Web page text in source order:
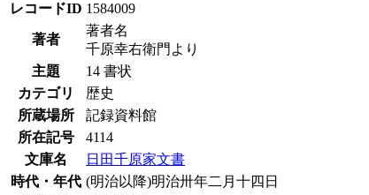
レコードID 1584009
著者
著者名
千原幸右衛門より
主題
14 書状
カテゴリ
歴史
所蔵場所
記録資料館
所在記号
4114
文庫名
日田千原家文書
時代・年代 (明治以降)明治卅年二月十四日